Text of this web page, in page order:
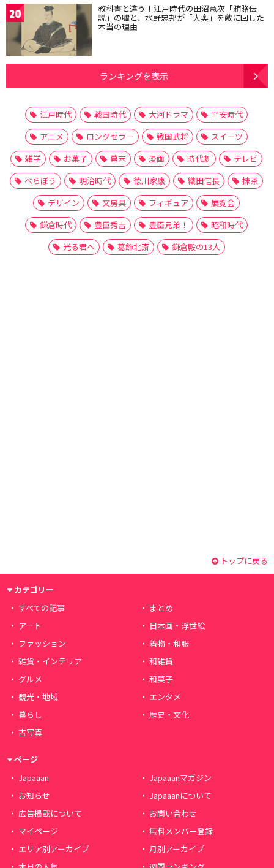
20 教科書と違う！江戸時代の田沼意次「賄賂伝
説」の嘘と、水野忠邦が「大奥」を敵に回した
本当の理由
ランキングを表示
江戸時代 戦国時代 大河ドラマ
平安時代
アニメ
ロングセラー 戦国武将
スイーツ
雑学
お菓子 幕末 漫画 時代劇
テレビ
べらぼう
明治時代 徳川家康 織田信長
抹茶
デザイン
文房具 フィギュア
展覧会
鎌倉時代
豊臣秀吉 豊臣兄弟！
昭和時代
光る君へ
葛飾北斎 鎌倉殿の13人
トップに戻る
カテゴリー
すべての記事
まとめ
アート
日本画・浮世絵
ファッション
着物・和服
雑貨・インテリア
和雑貨
グルメ
和菓子
観光・地域
エンタメ
暮らし
歴史・文化
古写真
ページ
Japaaan
Japaaanマガジン
お知らせ
Japaaanについて
広告掲載について
お問い合わせ
マイページ
無料メンバー登録
エリア別アーカイブ
月別アーカイブ